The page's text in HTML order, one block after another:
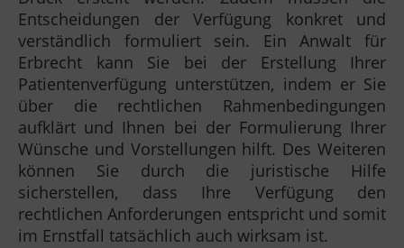
Entscheidungen der Verfügung konkret und
verständlich formuliert sein. Ein Anwalt für
Erbrecht kann Sie bei der Erstellung Ihrer
Patientenverfügung unterstützen, indem er Sie
über die rechtlichen Rahmenbedingungen
aufklärt und Ihnen bei der Formulierung Ihrer
Wünsche und Vorstellungen hilft. Des Weiteren
können Sie durch die juristische Hilfe
sicherstellen, dass Ihre Verfügung den
rechtlichen Anforderungen entspricht und somit
im Ernstfall tatsächlich auch wirksam ist.